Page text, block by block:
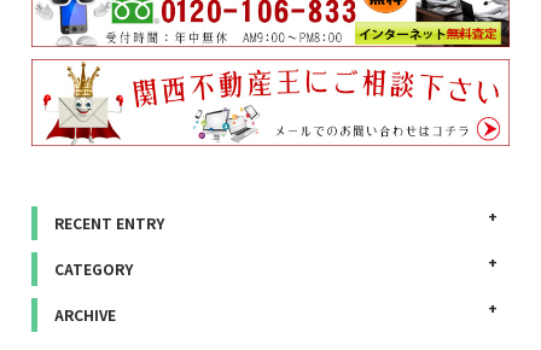
RECENT ENTRY
CATEGORY
ARCHIVE